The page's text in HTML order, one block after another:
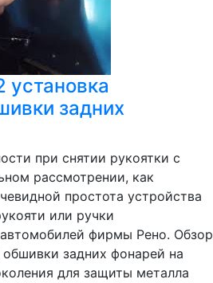
установка
задних
при снятии рукоятки с
рассмотрении, как
простота устройства
или ручки
фирмы Рено. Обзор
задних фонарей на
для защиты металла